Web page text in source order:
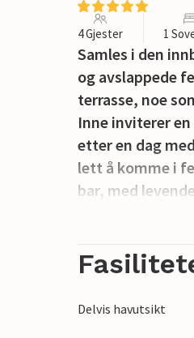
4 Gjester 1
Samles i den
og avslappede
terrasse, noe
Inne inviterer
etter en dag
lett å komme i
bar, med
strender og
havnen.
over kysten,
Delvis havutsikt